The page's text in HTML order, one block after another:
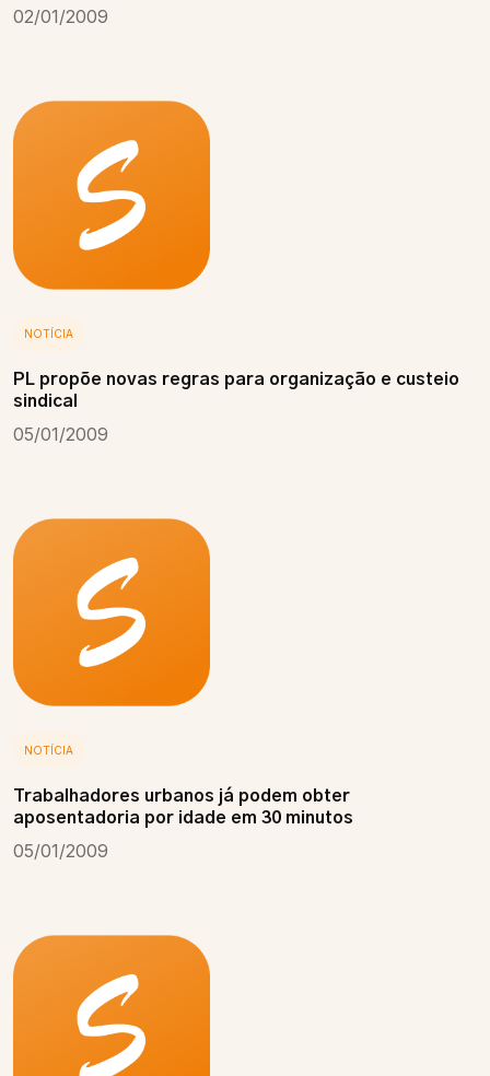
02/01/2009
NOTÍCIA
PL propõe novas regras para organização e custeio
sindical
05/01/2009
NOTÍCIA
Trabalhadores urbanos já podem obter
aposentadoria por idade em 30 minutos
05/01/2009